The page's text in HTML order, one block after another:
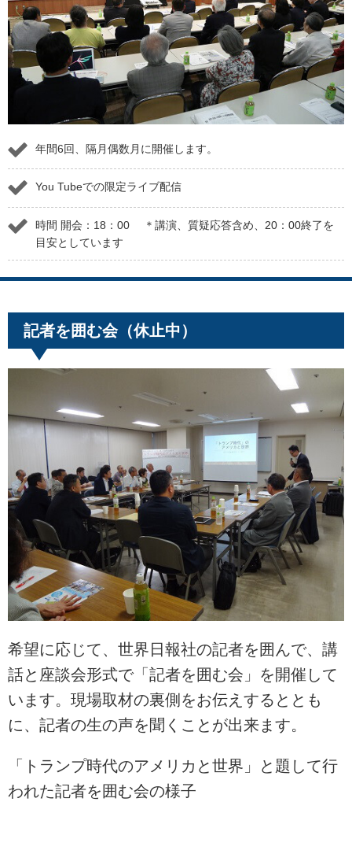
年間6回、隔月偶数月に開催します。
You Tubeでの限定ライブ配信
時間 開会：18：00 ＊講演、質疑応答含め、20：00終了を
目安としています
記者を囲む会（休止中）
希望に応じて、世界日報社の記者を囲んで、講
話と座談会形式で「記者を囲む会」を開催して
います。現場取材の裏側をお伝えするととも
に、記者の生の声を聞くことが出来ます。
「トランプ時代のアメリカと世界」と題して行
われた記者を囲む会の様子